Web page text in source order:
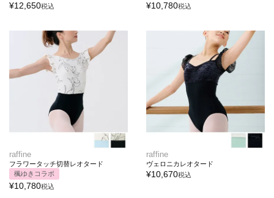
¥12,650税込 ¥10,780税込
raffine
フラワータッチ切替レオタード
楓ゆきコラボ
¥10,780税込
raffine
ヴェロニカレオタード
¥10,670税込